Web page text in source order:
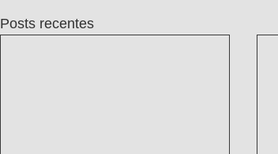
Posts recentes